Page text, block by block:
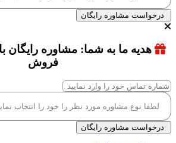
درخواست مشاوره رایگان
هدیه ما به شما: مشاوره رایگان
فروش
درخواست مشاوره رایگان